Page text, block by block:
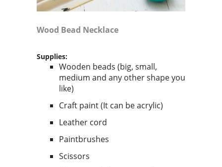
Wood Bead Necklace
Supplies:
Wooden beads (big, small,
medium and any other shape you
like)
Craft paint (It can be acrylic)
Leather cord
Paintbrushes
Scissors